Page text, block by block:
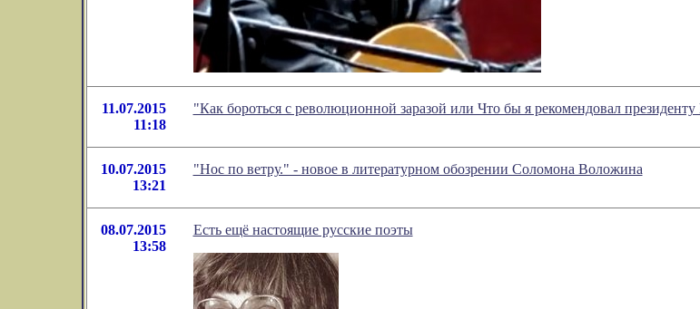
11.07.2015
11:18
"Как бороться с революционной заразой или Что бы я рекомендовал
10.07.2015
13:21
"Нос по ветру." - новое в литературном обозрении Соломона Воложина
08.07.2015
13:58
Есть ещё настоящие русские поэты